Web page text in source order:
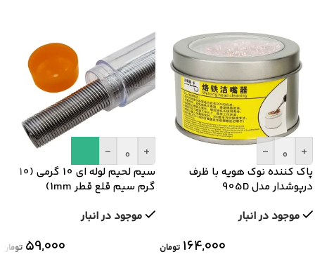
-
+
پاک کننده نوک هویه با ظرف
درپوشدار مدل 905D
موجود در انبار
۱۶۴,۰۰۰ تومان
-
+
سیم لحیم لوله ای 10 گرمی (10
گرم سیم قلع قطر 1mm)
موجود در انبار
۵۹,۰۰۰ تومان